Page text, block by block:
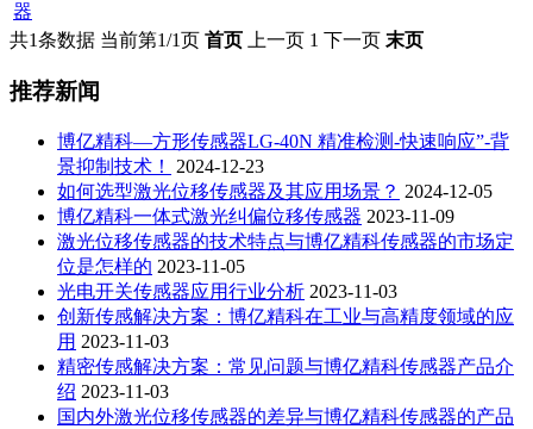
器
共1条数据 当前第1/1页 首页 上一页 1 下一页 末页
推荐新闻
博亿精科—方形传感器LG-40N 精准检测-快速响应”-背
景抑制技术！
2024-12-23
如何选型激光位移传感器及其应用场景？ 2024-12-05
博亿精科一体式激光纠偏位移传感器 2023-11-09
激光位移传感器的技术特点与博亿精科传感器的市场定
位是怎样的 2023-11-05
光电开关传感器应用行业分析 2023-11-03
创新传感解决方案：博亿精科在工业与高精度领域的应
用 2023-11-03
精密传感解决方案：常见问题与博亿精科传感器产品介
绍 2023-11-03
国内外激光位移传感器的差异与博亿精科传感器的产品